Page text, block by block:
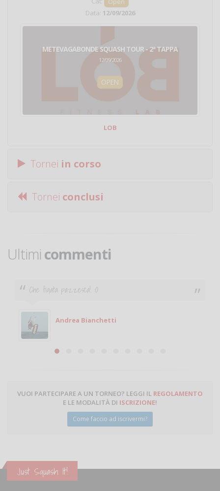
Data: 12/09/2026
METEVAGABONDE SQUASH TOUR - 2ª TAPPA
12/09/2026
OPEN
LOB
Tornei in corso
Tornei conclusi
Ultimi commenti
Ciao. Sono a Treviglio da poco e vorrei tornare a
Michele
Michele Miglionico
VUOI PARTECIPARE A UN TORNEO? LEGGI IL REGOLAMENTO
E LE MODALITÀ DI ISCRIZIONE!
Come faccio ad iscrivermi?
Just Squash It!